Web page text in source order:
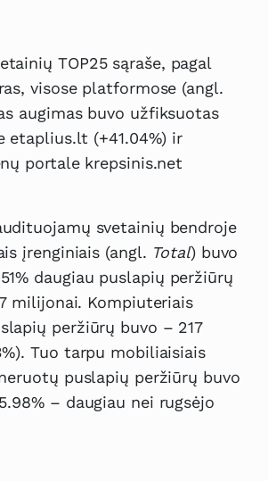
TOP25 sąraše, pagal
visose platformose (angl.
augimas buvo užfiksuotas
etaplius.lt (+41.04%) ir
portale krepsinis.net
svetainių bendroje
įrenginiais (angl. Total) buvo
daugiau puslapių peržiūrų
milijonai. Kompiuteriais
peržiūrų buvo – 217
Tuo tarpu mobiliaisiais
puslapių peržiūrų buvo
– daugiau nei rugsėjo